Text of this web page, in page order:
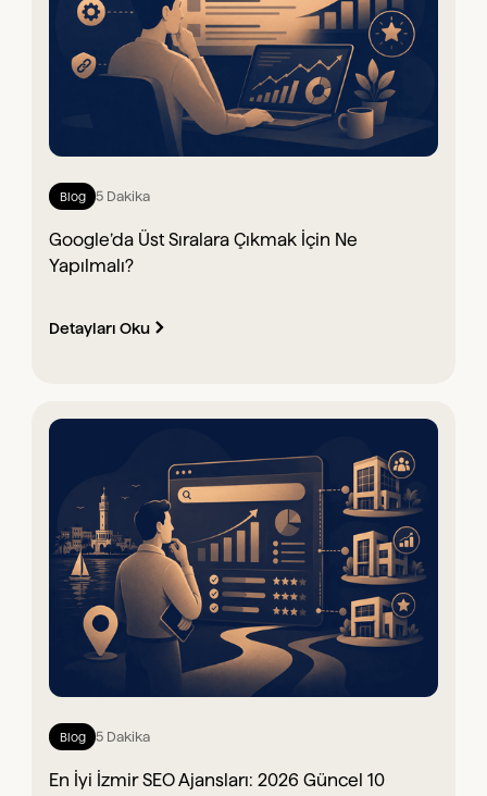
Blog 5 Dakika
Google’da Üst Sıralara Çıkmak İçin Ne
Yapılmalı?
Detayları Oku
Blog 5 Dakika
En İyi İzmir SEO Ajansları: 2026 Güncel 10